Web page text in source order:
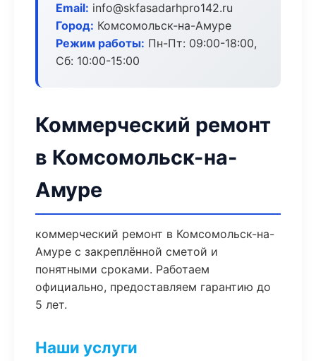
Email: info@skfasadarhpro142.ru
Город: Комсомольск-на-Амуре
Режим работы: Пн-Пт: 09:00-18:00,
Сб: 10:00-15:00
Коммерческий ремонт
в Комсомольск-на-
Амуре
коммерческий ремонт в Комсомольск-на-
Амуре с закреплённой сметой и
понятными сроками. Работаем
официально, предоставляем гарантию до
5 лет.
Наши услуги